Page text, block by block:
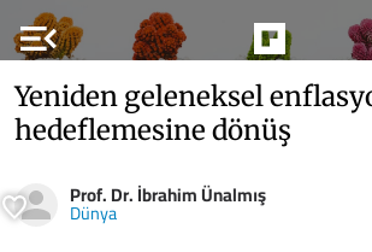
menu_open
Yeniden geleneksel
hedeflemesine dönüş
Prof. Dr. İbrahim Ünalmış
Dünya